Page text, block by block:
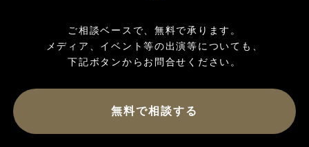
ご相談ベースで、無料で承ります。
メディア、イベント等の出演等についても、
無料で相談する